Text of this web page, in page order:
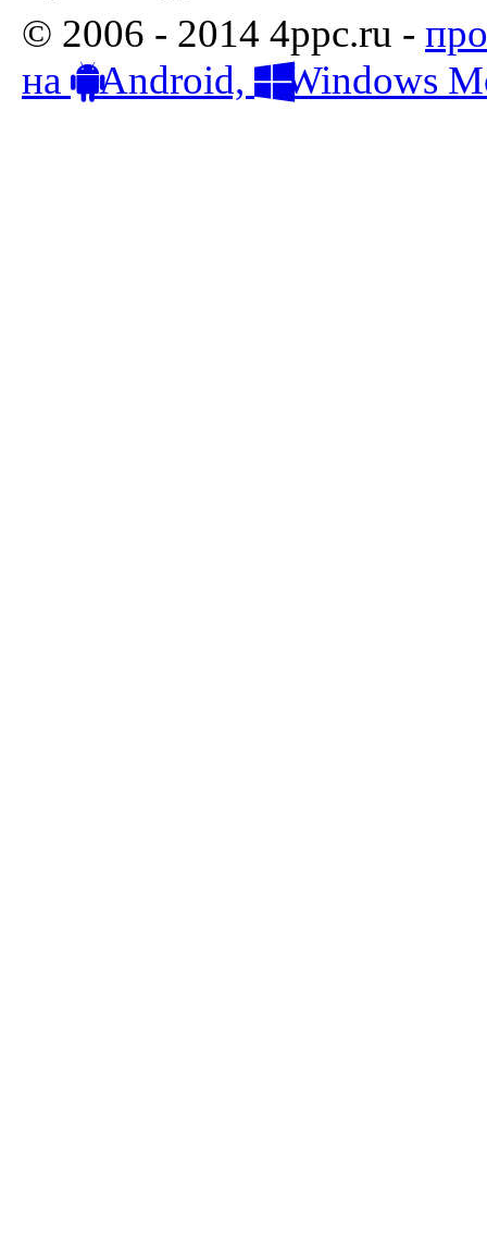
© 2006 - 2014 4ppc.ru -
на
Android, Windows